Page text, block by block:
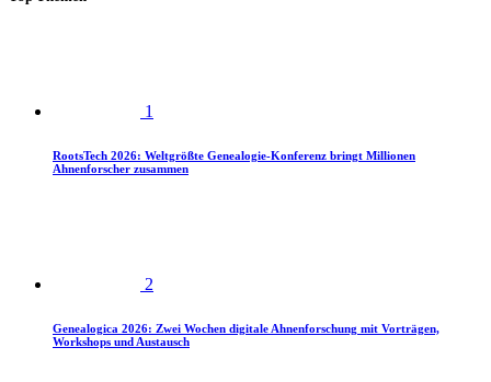
1
RootsTech 2026: Weltgrößte Genealogie-Konferenz bringt Millionen
Ahnenforscher zusammen
2
Genealogica 2026: Zwei Wochen digitale Ahnenforschung mit Vorträgen,
Workshops und Austausch